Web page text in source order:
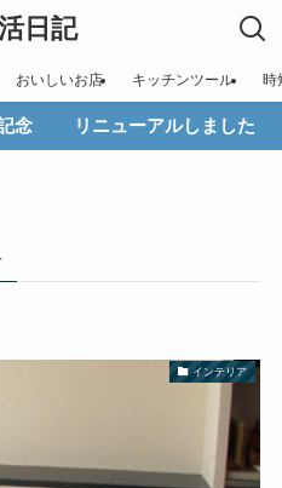
日記
おいしいお店 キッチンツール 時
記念 リニューアルしました
インテリア